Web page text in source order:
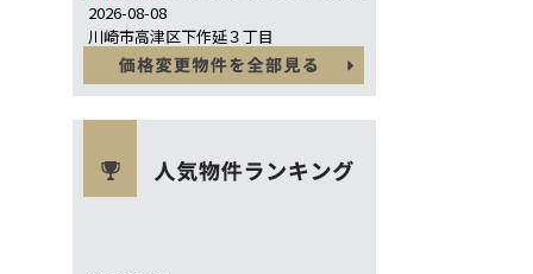
2026-08-08
川崎市高津区下作延３丁目
630万円